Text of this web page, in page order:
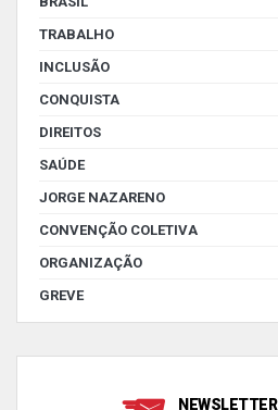
TRABALHO
INCLUSÃO
CONQUISTA
DIREITOS
SAÚDE
JORGE NAZARENO
CONVENÇÃO COLETIVA
ORGANIZAÇÃO
GREVE
NEWSLETTER